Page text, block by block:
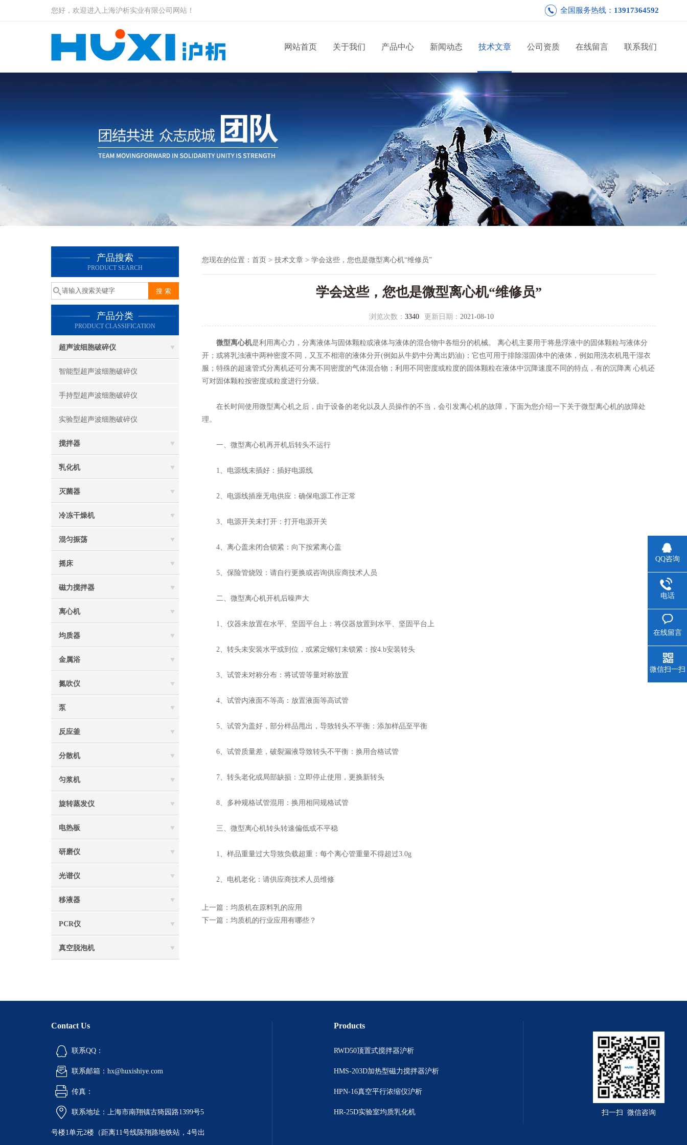
您好，欢迎进入上海沪析实业有限公司网站！ 全国服务热线： 13917364592
网站首页 关于我们 产品中心 新闻动态 技术文章 公司资质 在线留言 联系我们
产品搜索
PRODUCT SEARCH
产品分类
PRODUCT CLASSIFICATION
超声波细胞破碎仪
智能型超声波细胞破碎仪
手持型超声波细胞破碎仪
实验型超声波细胞破碎仪
搅拌器
乳化机
灭菌器
冷冻干燥机
混匀振荡
摇床
磁力搅拌器
离心机
均质器
金属浴
氮吹仪
泵
反应釜
分散机
匀浆机
旋转蒸发仪
电热板
研磨仪
光谱仪
移液器
PCR仪
真空脱泡机
您现在的位置： 首页 > 技术文章 > 学会这些，您也是微型离心机“维修员”
学会这些，您也是微型离心机“维修员”
浏览次数： 3340 更新日期： 2021-08-10
微型离心机是利用离心力，分离液体与固体颗粒或液体与液体的混合物中各组分的机械。 离心机主要用于将悬浮液中的固体颗粒与液体分
开；或将乳浊液中两种密度不同，又互不相溶的液体分开(例如从牛奶中分离出奶油)；它也可用于排除湿固体中的液体，例如用洗衣机甩干湿衣
服；特殊的超速管式分离机还可分离不同密度的气体混合物；利用不同密度或粒度的固体颗粒在液体中沉降速度不同的特点，有的沉降离 心机还
可对固体颗粒按密度或粒度进行分级。
在长时间使用微型离心机之后，由于设备的老化以及人员操作的不当，会引发离心机的故障，下面为您介绍一下关于微型离心机的故障处
理。
一、微型离心机再开机后转头不运行
1、电源线未插好：插好电源线
2、电源线插座无电供应：确保电源工作正常
3、电源开关未打开：打开电源开关
4、离心盖未闭合锁紧：向下按紧离心盖
5、保险管烧毁：请自行更换或咨询供应商技术人员
二、微型离心机开机后噪声大
1、仪器未放置在水平、坚固平台上：将仪器放置到水平、坚固平台上
2、转头未安装水平或到位，或紧定螺钉未锁紧：按4.b安装转头
3、试管未对称分布：将试管等量对称放置
4、试管内液面不等高：放置液面等高试管
5、试管为盖好，部分样品甩出，导致转头不平衡：添加样品至平衡
6、试管质量差，破裂漏液导致转头不平衡：换用合格试管
7、转头老化或局部缺损：立即停止使用，更换新转头
8、多种规格试管混用：换用相同规格试管
三、微型离心机转头转速偏低或不平稳
1、样品重量过大导致负载超重：每个离心管重量不得超过3.0g
2、电机老化：请供应商技术人员维修
上一篇： 均质机在原料乳的应用
下一篇： 均质机的行业应用有哪些？
Contact Us
联系QQ：
联系邮箱：hx@huxishiye.com
传真：
联系地址：上海市南翔镇古猗园路1399号5
号楼1单元2楼（距离11号线陈翔路地铁站，4号出
Products
RWD50顶置式搅拌器沪析
HMS-203D加热型磁力搅拌器沪析
HPN-16真空平行浓缩仪沪析
HR-25D实验室均质乳化机 扫一扫 微信咨询
QQ咨询
电话
在线留言
微信扫一扫